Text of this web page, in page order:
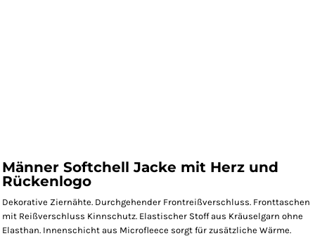
Männer Softchell Jacke mit Herz und
Rückenlogo
Dekorative Ziernähte. Durchgehender Frontreißverschluss. Fronttaschen
mit Reißverschluss Kinnschutz. Elastischer Stoff aus Kräuselgarn ohne
Elasthan. Innenschicht aus Microfleece sorgt für zusätzliche Wärme.